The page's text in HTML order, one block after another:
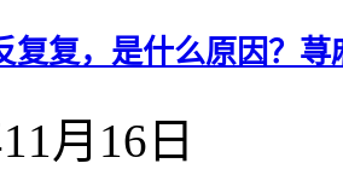
复复，是什么原因？
月16日